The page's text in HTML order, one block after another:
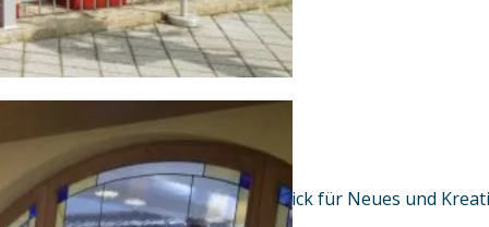
„Tradition bewahren“ mit Weitblick für Neues und